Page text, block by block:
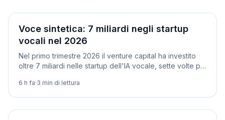
Aziende
Voce sintetica: 7 miliardi negli startup
vocali nel 2026
Nel primo trimestre 2026 il venture capital ha investito
oltre 7 miliardi nelle startup dell'IA vocale, sette volte più
6 h fa·3 min di lettura